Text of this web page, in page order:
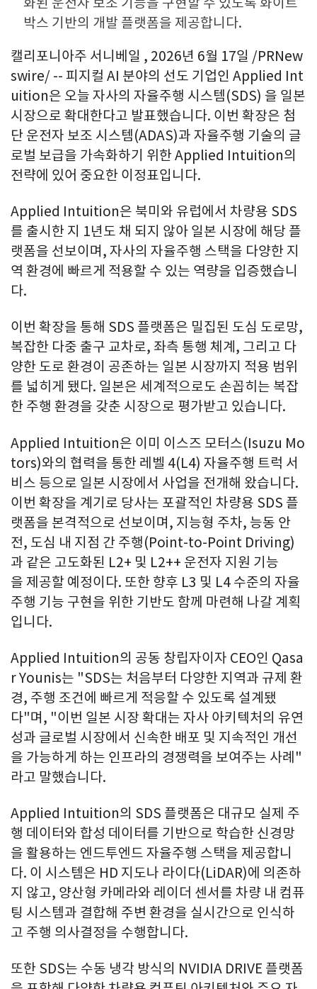
박스 기반의 개발 플랫폼을 제공합니다.
캘리포니아주 서니베일 , 2026년 6월 17일 /PRNew
swire/ -- 피지컬 AI 분야의 선도 기업인 Applied Int
uition은 오늘 자사의 자율주행 시스템(SDS) 을 일본
시장으로 확대한다고 발표했습니다. 이번 확장은 첨
단 운전자 보조 시스템(ADAS)과 자율주행 기술의 글
로벌 보급을 가속화하기 위한 Applied Intuition의
전략에 있어 중요한 이정표입니다.
Applied Intuition은 북미와 유럽에서 차량용 SDS
를 출시한 지 1년도 채 되지 않아 일본 시장에 해당 플
랫폼을 선보이며, 자사의 자율주행 스택을 다양한 지
역 환경에 빠르게 적용할 수 있는 역량을 입증했습니
다.
이번 확장을 통해 SDS 플랫폼은 밀집된 도심 도로망,
복잡한 다중 출구 교차로, 좌측 통행 체계, 그리고 다
양한 도로 환경이 공존하는 일본 시장까지 적용 범위
를 넓히게 됐다. 일본은 세계적으로도 손꼽히는 복잡
한 주행 환경을 갖춘 시장으로 평가받고 있습니다.
Applied Intuition은 이미 이스즈 모터스(Isuzu Mo
tors)와의 협력을 통한 레벨 4(L4) 자율주행 트럭 서
비스 등으로 일본 시장에서 사업을 전개해 왔습니다.
이번 확장을 계기로 당사는 포괄적인 차량용 SDS 플
랫폼을 본격적으로 선보이며, 지능형 주차, 능동 안
전, 도심 내 지점 간 주행(Point-to-Point Driving)
과 같은 고도화된 L2+ 및 L2++ 운전자 지원 기능
을 제공할 예정이다. 또한 향후 L3 및 L4 수준의 자율
주행 기능 구현을 위한 기반도 함께 마련해 나갈 계획
입니다.
Applied Intuition의 공동 창립자이자 CEO인 Qasa
r Younis는 "SDS는 처음부터 다양한 지역과 규제 환
경, 주행 조건에 빠르게 적응할 수 있도록 설계됐
다"며, "이번 일본 시장 확대는 자사 아키텍처의 유연
성과 글로벌 시장에서 신속한 배포 및 지속적인 개선
을 가능하게 하는 인프라의 경쟁력을 보여주는 사례"
라고 말했습니다.
Applied Intuition의 SDS 플랫폼은 대규모 실제 주
행 데이터와 합성 데이터를 기반으로 학습한 신경망
을 활용하는 엔드투엔드 자율주행 스택을 제공합니
다. 이 시스템은 HD 지도나 라이다(LiDAR)에 의존하
지 않고, 양산형 카메라와 레이더 센서를 차량 내 컴퓨
팅 시스템과 결합해 주변 환경을 실시간으로 인식하
고 주행 의사결정을 수행합니다.
또한 SDS는 수동 냉각 방식의 NVIDIA DRIVE 플랫폼